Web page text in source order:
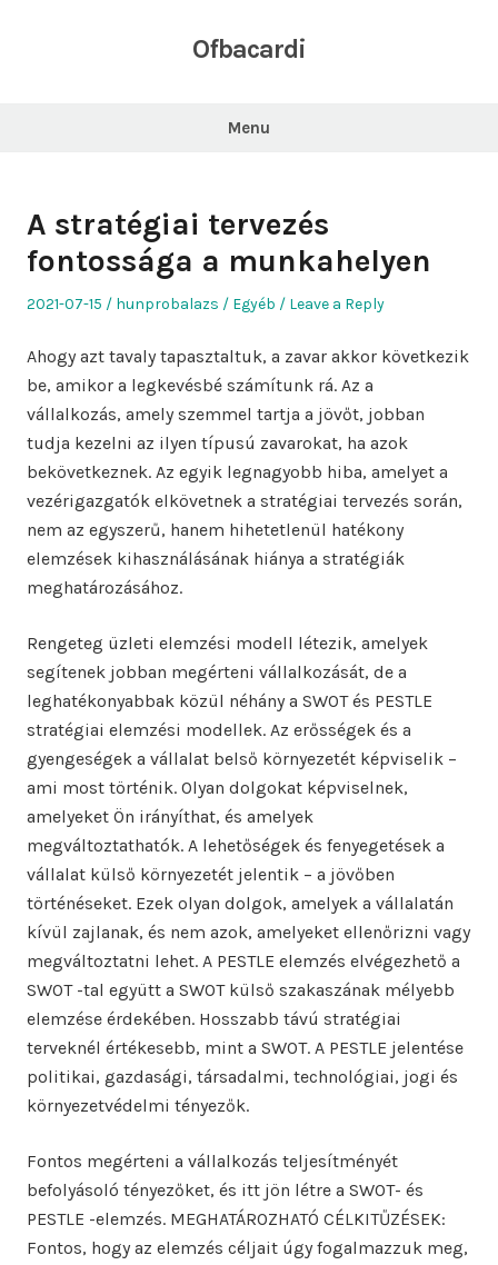
Ofbacardi
Menu
A stratégiai tervezés
fontossága a munkahelyen
Posted
2021-07-15 Author
hunprobalazs
Posted
Egyéb Leave a Reply
Ahogy azt tavaly tapasztaltuk, a zavar akkor következik
be, amikor a legkevésbé számítunk rá. Az a
vállalkozás, amely szemmel tartja a jövőt, jobban
tudja kezelni az ilyen típusú zavarokat, ha azok
bekövetkeznek. Az egyik legnagyobb hiba, amelyet a
vezérigazgatók elkövetnek a stratégiai tervezés során,
nem az egyszerű, hanem hihetetlenül hatékony
elemzések kihasználásának hiánya a stratégiák
meghatározásához.
Rengeteg üzleti elemzési modell létezik, amelyek
segítenek jobban megérteni vállalkozását, de a
leghatékonyabbak közül néhány a SWOT és PESTLE
stratégiai elemzési modellek. Az erősségek és a
gyengeségek a vállalat belső környezetét képviselik –
ami most történik. Olyan dolgokat képviselnek,
amelyeket Ön irányíthat, és amelyek
megváltoztathatók. A lehetőségek és fenyegetések a
vállalat külső környezetét jelentik – a jövőben
történéseket. Ezek olyan dolgok, amelyek a vállalatán
kívül zajlanak, és nem azok, amelyeket ellenőrizni vagy
megváltoztatni lehet. A PESTLE elemzés elvégezhető a
SWOT -tal együtt a SWOT külső szakaszának mélyebb
elemzése érdekében. Hosszabb távú stratégiai
terveknél értékesebb, mint a SWOT. A PESTLE jelentése
politikai, gazdasági, társadalmi, technológiai, jogi és
környezetvédelmi tényezők.
Fontos megérteni a vállalkozás teljesítményét
befolyásoló tényezőket, és itt jön létre a SWOT- és
PESTLE -elemzés. MEGHATÁROZHATÓ CÉLKITŰZÉSEK:
Fontos, hogy az elemzés céljait úgy fogalmazzuk meg,